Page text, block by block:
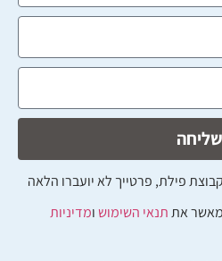
פילת, פרטייך לא יועברו הלאה
מאשר אתתנאי השימושומדיניות
שליחה